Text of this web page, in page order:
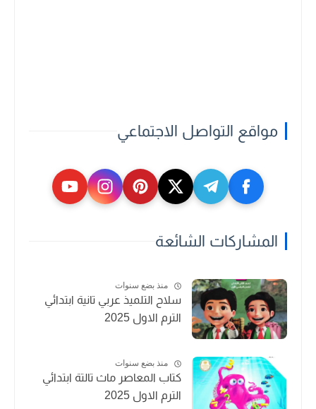
مواقع التواصل الاجتماعي
المشاركات الشائعة
منذ بضع سنوات
سلاح التلميذ عربي تانية ابتدائي
الترم الاول 2025
منذ بضع سنوات
كتاب المعاصر ماث تالتة ابتدائي
الترم الاول 2025